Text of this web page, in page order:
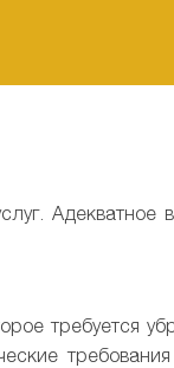
требуется